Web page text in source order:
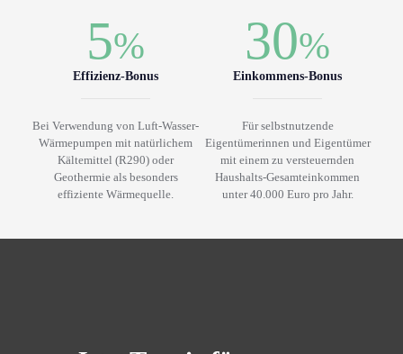
5%
Effizienz-Bonus
Bei Verwendung von Luft-Wasser-
Wärmepumpen mit natürlichem
Kältemittel (R290) oder
Geothermie als besonders
effiziente Wärmequelle.
30%
Einkommens-Bonus
Für selbstnutzende
Eigentümerinnen und Eigentümer
mit einem zu versteuernden
Haushalts-Gesamteinkommen
unter 40.000 Euro pro Jahr.